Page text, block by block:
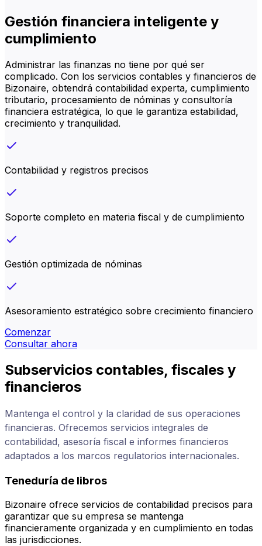
Gestión financiera inteligente y
cumplimiento
Administrar las finanzas no tiene por qué ser
complicado. Con los servicios contables y financieros de
Bizonaire, obtendrá contabilidad experta, cumplimiento
tributario, procesamiento de nóminas y consultoría
financiera estratégica, lo que le garantiza estabilidad,
crecimiento y tranquilidad.
Contabilidad y registros precisos
Soporte completo en materia fiscal y de cumplimiento
Gestión optimizada de nóminas
Asesoramiento estratégico sobre crecimiento financiero
Comenzar
Consultar ahora
Subservicios contables, fiscales y
financieros
Mantenga el control y la claridad de sus operaciones
financieras. Ofrecemos servicios integrales de
contabilidad, asesoría fiscal e informes financieros
adaptados a los marcos regulatorios internacionales.
Teneduría de libros
Bizonaire ofrece servicios de contabilidad precisos para
garantizar que su empresa se mantenga
financieramente organizada y en cumplimiento en todas
las jurisdicciones.